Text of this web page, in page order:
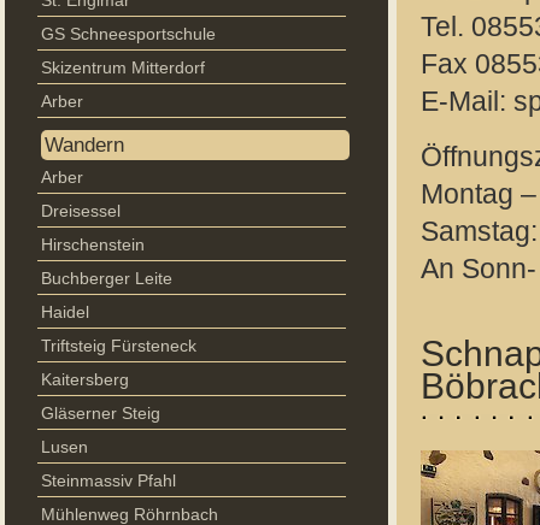
GS Schneesportschule
Skizentrum Mitterdorf
Arber
Wandern
Arber
Dreisessel
Hirschenstein
Buchberger Leite
Haidel
Triftsteig Fürsteneck
Kaitersberg
Gläserner Steig
Lusen
Steinmassiv Pfahl
Mühlenweg Röhrnbach
Tel.
Fax
E-Mail:
Montag
An